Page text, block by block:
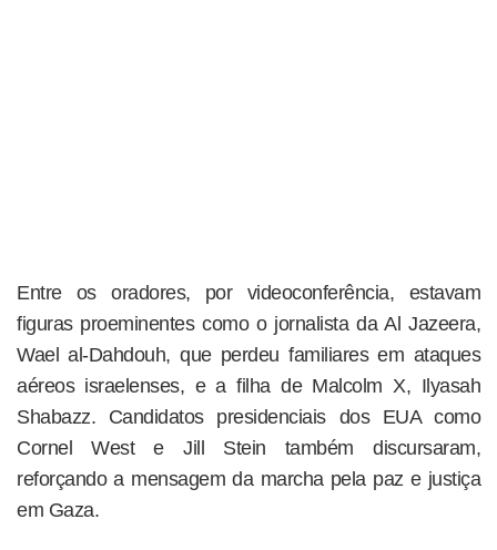
Entre os oradores, por videoconferência, estavam
figuras proeminentes como o jornalista da Al Jazeera,
Wael al-Dahdouh, que perdeu familiares em ataques
aéreos israelenses, e a filha de Malcolm X, Ilyasah
Shabazz. Candidatos presidenciais dos EUA como
Cornel West e Jill Stein também discursaram,
reforçando a mensagem da marcha pela paz e justiça
em Gaza.